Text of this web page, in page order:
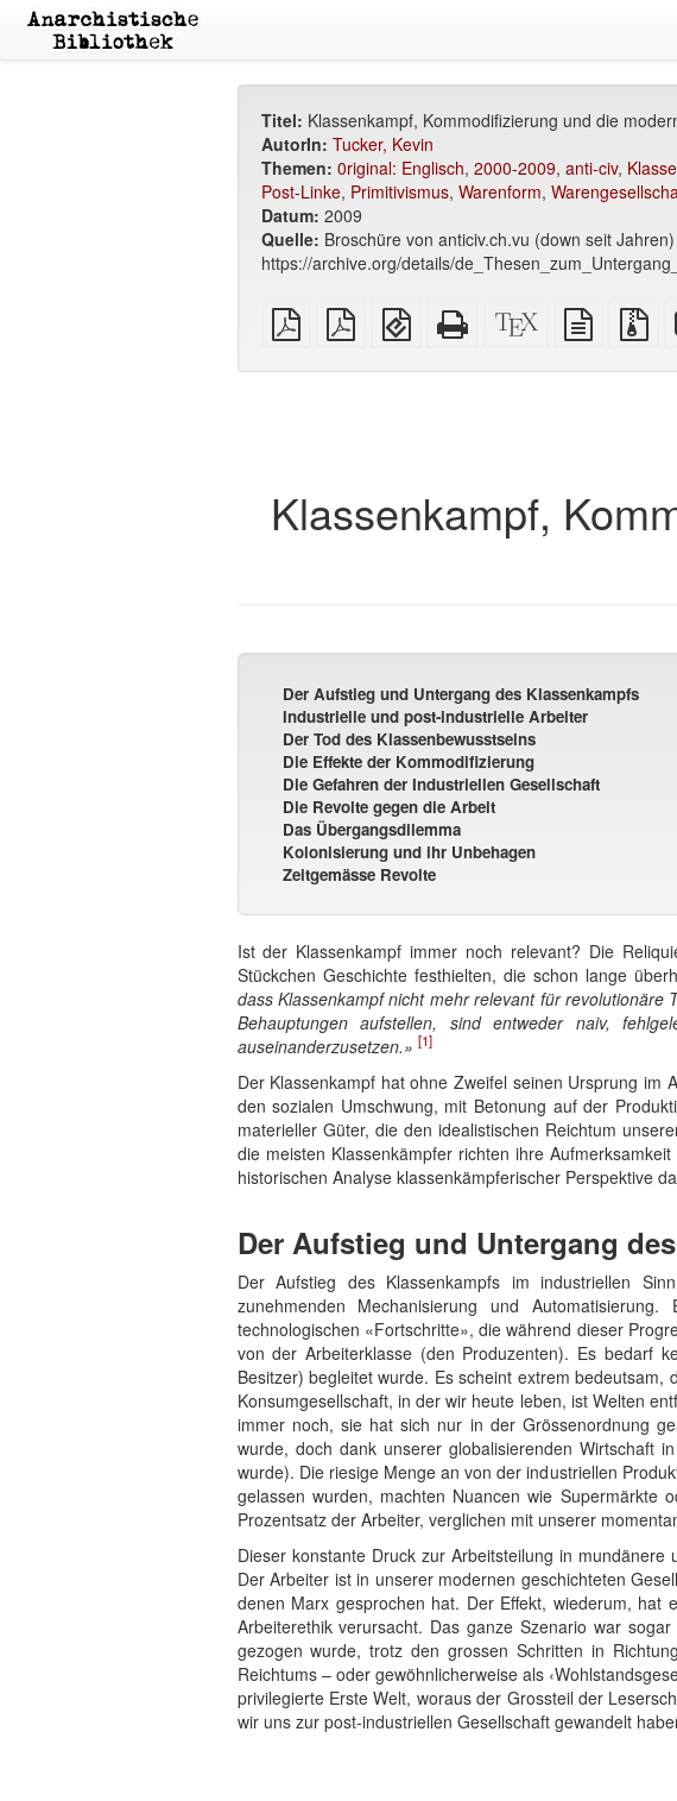
Titel: Klassenkampf, Kommodifizierung und die
AutorIn: Tucker, Kevin
Themen: 0riginal: Englisch, 2000-2009, anti-civ,
Post-Linke, Primitivismus, Warenform,
Datum: 2009
Quelle: Broschüre von anticiv.ch.vu (down seit
https://archive.org/details/
reines
PDF
A4
Broschüren
EPUB
(für
Reines
HTML
XeLaTex
Quelle
reine
Klassenkampf,
Der Aufstieg und Untergang des Klassenkampfs
Industrielle und post-industrielle Arbeiter
Der Tod des Klassenbewusstseins
Die Effekte der Kommodifizierung
Die Gefahren der Industriellen Gesellschaft
Die Revolte gegen die Arbeit
Das Übergangsdilemma
Kolonisierung und ihr Unbehagen
Zeitgemässe Revolte
Ist der Klassenkampf immer noch relevant? Die
Stückchen Geschichte festhielten, die schon lange
dass Klassenkampf nicht mehr relevant für
Behauptungen aufstellen, sind entweder naiv,
auseinanderzusetzen.» [1]
Der Klassenkampf hat ohne Zweifel seinen Ursprung im
den sozialen Umschwung, mit Betonung auf der
materieller Güter, die den idealistischen Reichtum
die meisten Klassenkämpfer richten ihre
historischen Analyse klassenkämpferischer Perspektive
Der Aufstieg und Untergang
Der Aufstieg des Klassenkampfs im industriellen
zunehmenden Mechanisierung und
technologischen «Fortschritte», die während dieser
von der Arbeiterklasse (den Produzenten). Es bedarf
Besitzer) begleitet wurde. Es scheint extrem
Konsumgesellschaft, in der wir heute leben, ist Welten
immer noch, sie hat sich nur in der Grössenordnung
wurde, doch dank unserer globalisierenden Wirtschaft
wurde). Die riesige Menge an von der industriellen
gelassen wurden, machten Nuancen wie Supermärkte
Prozentsatz der Arbeiter, verglichen mit unserer
Dieser konstante Druck zur Arbeitsteilung in
Der Arbeiter ist in unserer modernen geschichteten
denen Marx gesprochen hat. Der Effekt, wiederum, hat
Arbeiterethik verursacht. Das ganze Szenario war
gezogen wurde, trotz den grossen Schritten in
Reichtums – oder gewöhnlicherweise als
privilegierte Erste Welt, woraus der Grossteil der
wir uns zur post-industriellen Gesellschaft gewandelt